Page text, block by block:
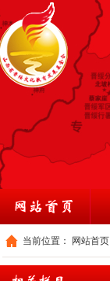
当前位置： 网站首页